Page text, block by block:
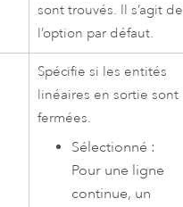
sont trouvés. Il s’agit de
l’option par défaut.
Spécifie si les entités
linéaires en sortie sont
fermées.
Sélectionné :
Pour une ligne
continue, un